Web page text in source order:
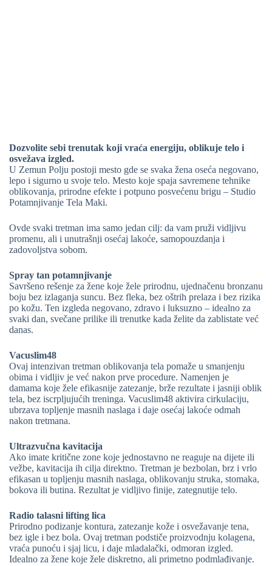
Dozvolite sebi trenutak koji vraća energiju, oblikuje telo i
osvežava izgled.
U Zemun Polju postoji mesto gde se svaka žena oseća negovano,
lepo i sigurno u svoje telo. Mesto koje spaja savremene tehnike
oblikovanja, prirodne efekte i potpuno posvećenu brigu – Studio
Potamnjivanje Tela Maki.
Ovde svaki tretman ima samo jedan cilj: da vam pruži vidljivu
promenu, ali i unutrašnji osećaj lakoće, samopouzdanja i
zadovoljstva sobom.
Spray tan potamnjivanje
Savršeno rešenje za žene koje žele prirodnu, ujednačenu bronzanu
boju bez izlaganja suncu. Bez fleka, bez oštrih prelaza i bez rizika
po kožu. Ten izgleda negovano, zdravo i luksuzno – idealno za
svaki dan, svečane prilike ili trenutke kada želite da zablistate već
danas.
Vacuslim48
Ovaj intenzivan tretman oblikovanja tela pomaže u smanjenju
obima i vidljiv je već nakon prve procedure. Namenjen je
damama koje žele efikasnije zatezanje, brže rezultate i jasniji oblik
tela, bez iscrpljujućih treninga. Vacuslim48 aktivira cirkulaciju,
ubrzava topljenje masnih naslaga i daje osećaj lakoće odmah
nakon tretmana.
Ultrazvučna kavitacija
Ako imate kritične zone koje jednostavno ne reaguje na dijete ili
vežbe, kavitacija ih cilja direktno. Tretman je bezbolan, brz i vrlo
efikasan u topljenju masnih naslaga, oblikovanju struka, stomaka,
bokova ili butina. Rezultat je vidljivo finije, zategnutije telo.
Radio talasni lifting lica
Prirodno podizanje kontura, zatezanje kože i osvežavanje tena,
bez igle i bez bola. Ovaj tretman podstiče proizvodnju kolagena,
vraća punoću i sjaj licu, i daje mladalački, odmoran izgled.
Idealno za žene koje žele diskretno, ali primetno podmlađivanje.